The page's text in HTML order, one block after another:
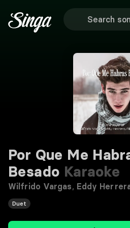
Por Que Me
Besado Karaoke
Wilfrido Vargas, Eddy
Duet